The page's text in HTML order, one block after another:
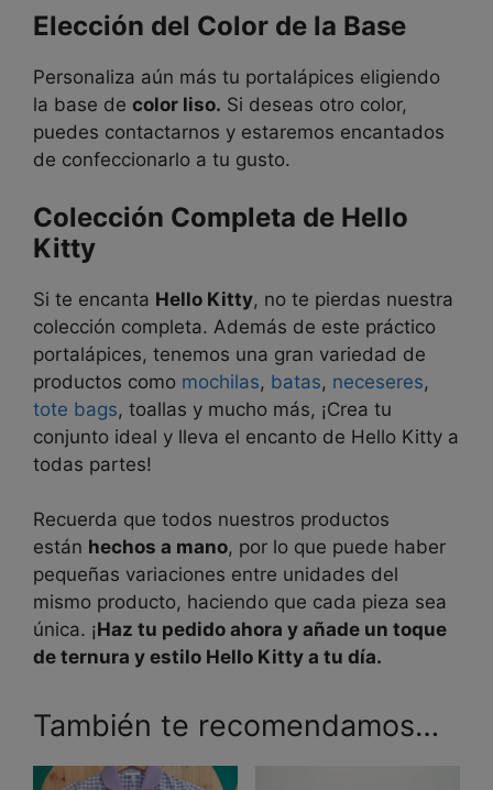
Elección del Color de la Base
Personaliza aún más tu portalápices eligiendo
la base de color liso. Si deseas otro color,
puedes contactarnos y estaremos encantados
de confeccionarlo a tu gusto.
Colección Completa de Hello
Kitty
Si te encanta Hello Kitty, no te pierdas nuestra
colección completa. Además de este práctico
portalápices, tenemos una gran variedad de
productos como mochilas, batas, neceseres,
tote bags, toallas y mucho más, ¡Crea tu
conjunto ideal y lleva el encanto de Hello Kitty a
todas partes!
Recuerda que todos nuestros productos
están hechos a mano, por lo que puede haber
pequeñas variaciones entre unidades del
mismo producto, haciendo que cada pieza sea
única. ¡Haz tu pedido ahora y añade un toque
de ternura y estilo Hello Kitty a tu día.
También te recomendamos…